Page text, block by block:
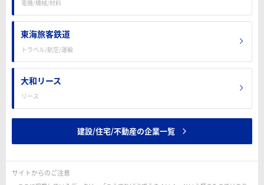
電機/機械/材料
東海旅客鉄道
トラベル/航空/運輸
大和リース
リース
建設/住宅/不動産の企業一覧
サイトからのご注意